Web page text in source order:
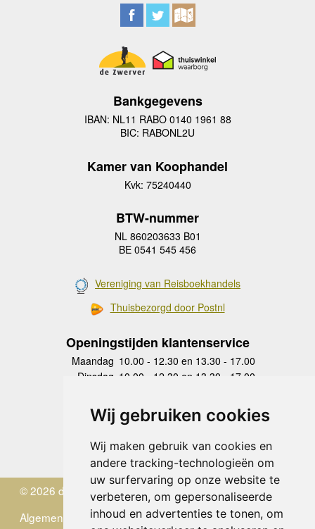
Wij gebruiken cookies
Wij maken gebruik van cookies en
andere tracking-technologieën om
uw surfervaring op onze website te
verbeteren, om gepersonaliseerde
inhoud en advertenties te tonen, om
Bankgegevens
IBAN: NL11 RABO 0140 1961 88
BIC: RABONL2U
Kamer van Koophandel
Kvk: 75240440
BTW-nummer
NL 860203633 B01
BE 0541 545 456
Vereniging van Reisboekhandels
Thuisbezorgd door Postnl
Openingstijden klantenservice
Maandag 10.00 - 12.30 en 13.30 - 17.00
Dinsdag 10.00 - 12.30 en 13.30 - 17.00
Donderdag
10.00 - 12.30 en 13.30 - 17.00
Vrijdag 10.00 - 12.30 en 13.30 - 17.00
Zaterdag
gesloten
Zondag gesloten
© 2026 de Zwerver
Algemene Voorwaarden